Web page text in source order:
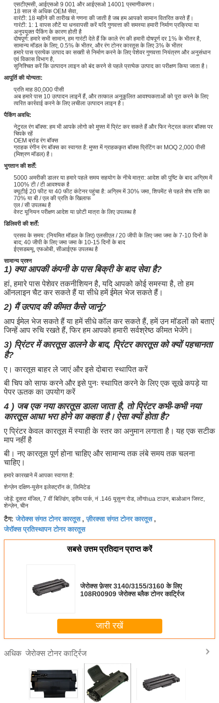
एसटीएमसी, आईएसओ 9 001 और आईएसओ 14001 प्रमाणीकरण।
18 साल से अधिक OEM सेवा,
वारंटी: 18 महीने की तारीख से गणना की जाती है जब हम आपको सामान वितरित करते हैं।
गारंटी: 1: 1 वापस लौटें या धनवापसी करें यदि गुणवत्ता की समस्या हमारी निर्माण प्रक्रिया या
अनुपयुक्त पैकिंग के कारण होती है
दोषपूर्ण: हमारे सभी सामान, हम गारंटी देते हैं कि काले रंग की हमारी दोषपूर्ण दर 1% के भीतर है,
सामान्य मॉडल के लिए, 0.5% के भीतर, और रंग टोनर कारतूस के लिए 3% के भीतर
हमारे पास प्रत्येक उत्पाद का सख्ती से निर्माण करने के लिए पेशेवर गुणवत्ता नियंत्रण और अनुसंधान
एवं विकास विभाग है,
सुनिश्चित करें कि उत्पादन लाइन को बंद करने से पहले प्रत्येक उत्पाद का परीक्षण किया जाता है।
आपूर्ति की योग्यता:
प्रति माह 80,000 पीसी
अब हमारे पास 10 उत्पादन लाइनें हैं, और तत्काल अनुकूलित आवश्यकताओं को पूरा करने के लिए
त्वरित कार्रवाई करने के लिए लचीला उत्पादन लाइन है।
पैकिंग अवधि:
नेटुरल रंग बॉक्स: हम भी आपके लोगो को मुफ्त में प्रिंट कर सकते हैं और फिर नेट्रल कलर बॉक्स पर
चिपके रहें
OEM ब्रांड रंग बॉक्स
ग्राहक रंगीन रंग बॉक्स का स्वागत है: मुफ्त में ग्राहककृत बॉक्स प्रिंटिंग का MOQ 2,000 पीसी
(मिश्रण मॉडल) है।
भुगतान की शर्तें:
5000 अमरीकी डालर या हमारे पहले समय सहयोग के नीचे मात्रा: आदेश की पुष्टि के बाद अग्रिम में
100% टी / टी आवश्यक है
क्यूटीई 20 फीट या 40 फीट कंटेनर पहुंचा है: अग्रिम में 30% जमा, शिपमेंट से पहले शेष राशि का
70% या बी / एल की प्रति के खिलाफ
एल / सी उपलब्ध है
वेस्ट यूनियन परीक्षण आदेश या छोटी मात्रा के लिए उपलब्ध है
डिलिवरी की शर्तें:
प्रसव के समय: (नियमित मॉडल के लिए) एलसीएल / 20 जीपी के लिए जमा जमा के 7-10 दिनों के
बाद; 40 जीपी के लिए जमा जमा के 10-15 दिनों के बाद
ईएसडब्ल्यू, एफओबी, सीआईएफ उपलब्ध है
सामान्य प्रश्न
1) क्या आपकी कंपनी के पास बिक्री के बाद सेवा है?
हां, हमारे पास पेशेवर तकनीशियन है, यदि आपको कोई समस्या है, तो हम
ऑनलाइन चैट कर सकते हैं या सीधे हमें ईमेल भेज सकते हैं।
2) मैं उत्पाद की कीमत कैसे जानूं?
आप ईमेल भेज सकते हैं या हमें सीधे कॉल कर सकते हैं, हमें उन मॉडलों को बताएं
जिन्हें आप रुचि रखते हैं, फिर हम आपको हमारी सर्वश्रेष्ठ कीमत भेजेंगे।
3) प्रिंटर में कारतूस डालने के बाद, प्रिंटर कारतूस को क्यों पहचानता
है?
ए। कारतूस बाहर ले जाएं और इसे दोबारा स्थापित करें
बी चिप को साफ करने और इसे पुनः स्थापित करने के लिए एक सूखे कपड़े या
पेपर ऊतक का उपयोग करें
4 ) जब एक नया कारतूस डाला जाता है, तो प्रिंटर कभी-कभी नया
कारतूस आधा भरा होने का कहता है। ऐसा क्यों होता है?
ए प्रिंटर केवल कारतूस में स्याही के स्तर का अनुमान लगाता है। यह एक सटीक
माप नहीं है
बी। नए कारतूस पूर्ण होना चाहिए और सामान्य तक लंबे समय तक चलना
चाहिए।
हमारे कारखाने में आपका स्वागत है:
शेन्ज़ेन दक्षिण-युसेन इलेक्ट्रॉन कं, लिमिटेड
जोड़ें: दूसरा मंजिल, 7 वीं बिल्डिंग, ड्रीम पार्क, नं .146 यूसुन्ग रोड, लोंगhua टाउन, बाओआन जिस्ट,
शेन्ज़ेन, चीन
टैग:जेरोक्स संगत टोनर कारतूस,ज़ीरक्सा संगत टोनर कारतूस,
जेरॉक्स प्रतिस्थापन टोनर कारतूस
सबसे उत्तम प्रतिदान प्राप्त करें
जेरोक्स फ़ेसर 3140/3155/3160 के लिए
108R00909 जेरोक्स ब्लैक टोनर कार्ट्रिज
जारी रखें
अधिक जेरोक्स टोनर कार्ट्रिज